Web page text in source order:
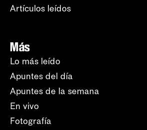
Artículos leídos
Más
Lo más leído
Apuntes del día
Apuntes de la semana
En vivo
Fotografía